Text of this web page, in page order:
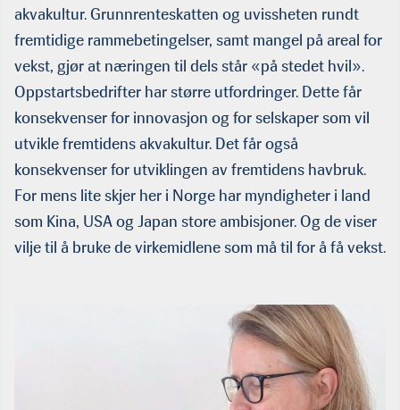
akvakultur. Grunnrenteskatten og uvissheten rundt
fremtidige rammebetingelser, samt mangel på areal for
vekst, gjør at næringen til dels står «på stedet hvil».
Oppstartsbedrifter har større utfordringer. Dette får
konsekvenser for innovasjon og for selskaper som vil
utvikle fremtidens akvakultur. Det får også
konsekvenser for utviklingen av fremtidens havbruk.
For mens lite skjer her i Norge har myndigheter i land
som Kina, USA og Japan store ambisjoner. Og de viser
vilje til å bruke de virkemidlene som må til for å få vekst.